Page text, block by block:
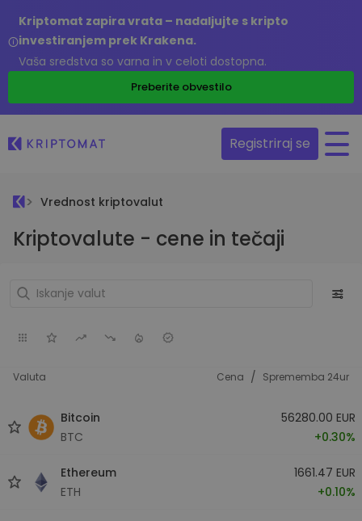
Kriptomat zapira vrata – nadaljujte s kripto
investiranjem prek Krakena.
Vaša sredstva so varna in v celoti dostopna.
Preberite obvestilo
Registriraj se
Vrednost kriptovalut
Kriptovalute - cene in tečaji
Valuta Cena / Sprememba 24ur
Bitcoin
BTC
56280.00 EUR
+0.30%
Ethereum
ETH
1661.47 EUR
+0.10%